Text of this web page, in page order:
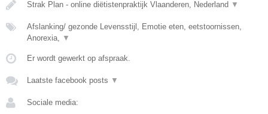
Strak Plan - online diëtistenpraktijk Vlaanderen, Nederland ▼
Afslanking/ gezonde Levensstijl, Emotie eten, eetstoornissen,
Anorexia, ▼
Er wordt gewerkt op afspraak.
Laatste facebook posts ▼
Sociale media: